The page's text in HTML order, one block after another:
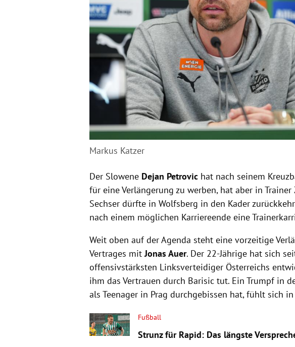
Markus Katzer
Der Slowene Dejan Petrovichat nach seinem
für eine Verlängerung zu werben, hat aber in
Sechser dürfte in Wolfsberg in den Kader
nach einem möglichen Karriereende eine
Weit oben auf der Agenda steht eine vorzeitige
Vertrages mitJonas Auer. Der 22-Jährige hat sich
offensivstärksten Linksverteidiger Österreichs
ihm das Vertrauen durch Barisic tut. Ein Trumpf in
als Teenager in Prag durchgebissen hat, fühlt sich
Fußball
Strunz für Rapid: Das längste